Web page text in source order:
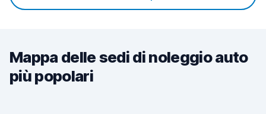
Mappa delle sedi di noleggio auto
più popolari